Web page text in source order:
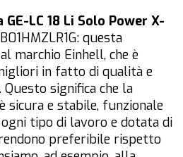
LC 18 Li Solo Power X-
questa
marchio Einhell, che è
in fatto di qualità e
significa che la
sicura e stabile, funzionale
tipo di lavoro e dotata di
preferibile rispetto